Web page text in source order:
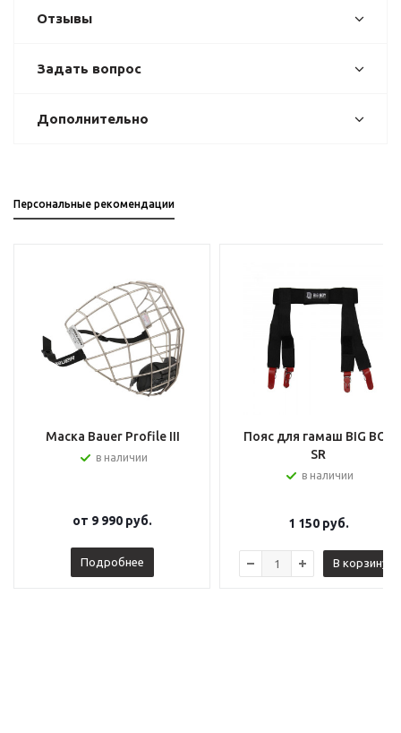
Отзывы
Задать вопрос
Дополнительно
Персональные рекомендации
Маска Bauer Profile III
в наличии
от 9 990 руб.
Подробнее
Пояс для гамаш BIG BOY
SR
в наличии
1 150руб.
В корзину